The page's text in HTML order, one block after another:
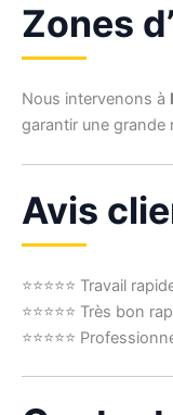
Zones
Nous intervenons à
garantir une grande
Avis
⭐⭐⭐⭐⭐ Travail
⭐⭐⭐⭐⭐ Très bon
⭐⭐⭐⭐⭐